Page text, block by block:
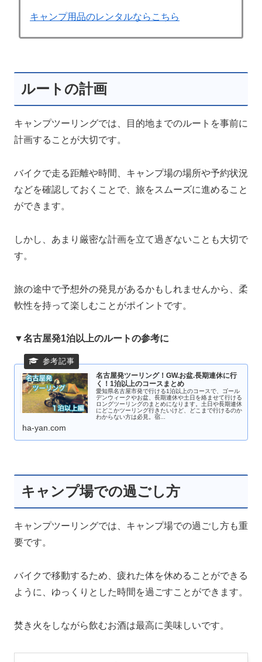
キャンプ用品のレンタルならこちら
ルートの計画
キャンプツーリングでは、目的地までのルートを事前に
計画することが大切です。
バイクで走る距離や時間、キャンプ場の場所や予約状況
などを確認しておくことで、旅をスムーズに進めること
ができます。
しかし、あまり厳密な計画を立て過ぎないことも大切で
す。
旅の途中で予想外の発見があるかもしれませんから、柔
軟性を持って楽しむことがポイントです。
▼名古屋発1泊以上のルートの参考に
名古屋発ツーリング！GW.お盆.長期連休に行
く！1泊以上のコースまとめ
愛知県名古屋市発で行ける1泊以上のコースで、ゴール
デンウィークやお盆、長期連休や土日を絡ませて行ける
ロングツーリングのまとめになります。土日や長期連休
にどこかツーリング行きたいけど、どこまで行けるのか
わからない方は必見。宿...
ha-yan.com
キャンプ場での過ごし方
キャンプツーリングでは、キャンプ場での過ごし方も重
要です。
バイクで移動するため、疲れた体を休めることができる
ように、ゆっくりとした時間を過ごすことができます。
焚き火をしながら飲むお酒は最高に美味しいです。